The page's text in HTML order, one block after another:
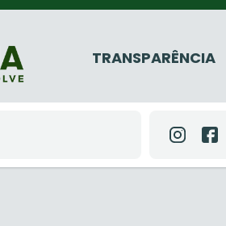
TRANSPARÊNCIA